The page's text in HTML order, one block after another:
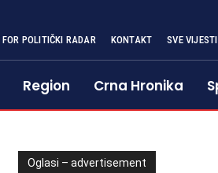
POLITIČKI RADAR KONTAKT SVE VIJESTI
Region Crna Hronika
Oglasi – advertisement